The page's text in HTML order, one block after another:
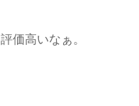
価高いなぁ。